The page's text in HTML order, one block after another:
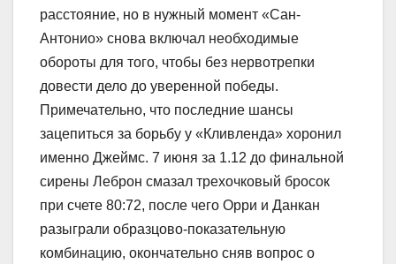
расстояние, но в нужный момент «Сан-
Антонио» снова включал необходимые
обороты для того, чтобы без нервотрепки
довести дело до уверенной победы.
Примечательно, что последние шансы
зацепиться за борьбу у «Кливленда» хоронил
именно Джеймс. 7 июня за 1.12 до финальной
сирены Леброн смазал трехочковый бросок
при счете 80:72, после чего Орри и Данкан
разыграли образцово-показательную
комбинацию, окончательно сняв вопрос о